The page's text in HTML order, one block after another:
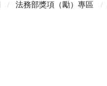
法務部獎項（勵）專區